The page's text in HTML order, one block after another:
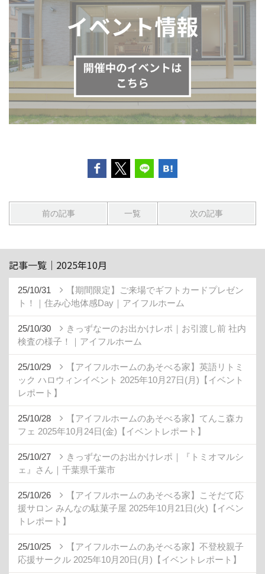
前の記事 一覧 次の記事
記事一覧｜2025年10月
25/10/31
【期間限定】ご来場でギフトカードプレゼン
ト！｜住み心地体感Day｜アイフルホーム
25/10/30
きっずなーのお出かけレポ｜お引渡し前 社内
検査の様子！｜アイフルホーム
25/10/29
【アイフルホームのあそべる家】英語リトミ
ック ハロウィンイベント 2025年10月27日(月)【イベント
レポート】
25/10/28
【アイフルホームのあそべる家】てんこ森カ
フェ 2025年10月24日(金)【イベントレポート】
25/10/27
きっずなーのお出かけレポ｜『トミオマルシ
ェ』さん｜千葉県千葉市
25/10/26
【アイフルホームのあそべる家】こそだて応
援サロン みんなの駄菓子屋 2025年10月21日(火)【イベン
トレポート】
25/10/25
【アイフルホームのあそべる家】不登校親子
応援サークル 2025年10月20日(月)【イベントレポート】